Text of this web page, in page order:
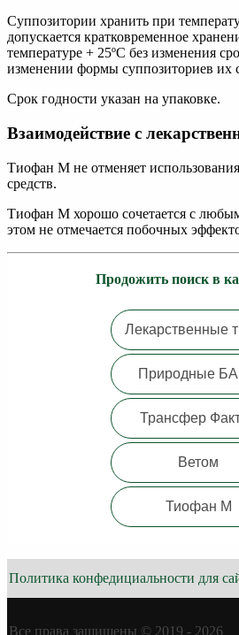
Суппозитории хранить при
допускается кратковременное
температуре + 25ºС без изменения
изменении формы суппозиториев их
Срок годности указан на упаковке.
Взаимодействие с
Тиофан М не отменяет
средств.
Тиофан М хорошо сочетается с
этом не отмечается побочных
Продожить поиск в
Лекарственные
Природные
Трансфер
Ветом
Тиофан М
Политика конфедициальности для
Все права защищены © 2019 - 2026